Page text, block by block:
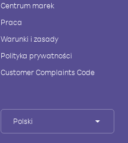
Centrum marek
Praca
Warunki i zasady
Polityka prywatności
Customer Complaints Code
Polski